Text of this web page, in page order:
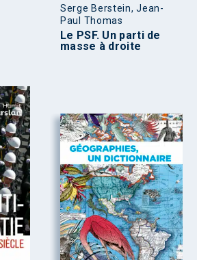
Serge Berstein, Jean-
Paul Thomas
Le PSF. Un parti de
masse à droite